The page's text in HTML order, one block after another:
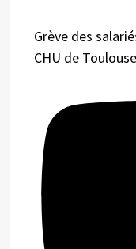
Grève des
CHU de Toulouse